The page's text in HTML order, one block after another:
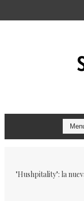
"Hushpitality": la